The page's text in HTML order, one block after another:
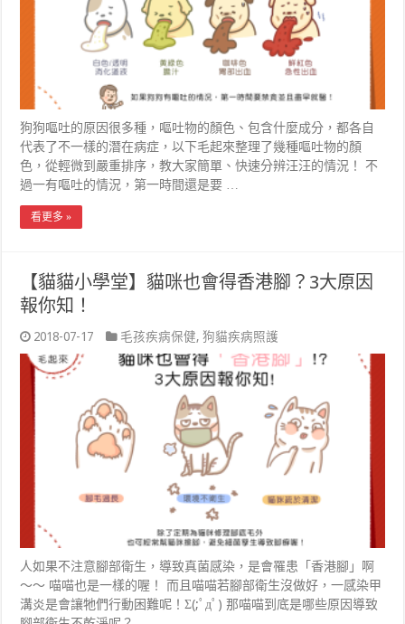
狗狗嘔吐的原因很多種，嘔吐物的顏色、包含什麼成分，都各自
代表了不一樣的潛在病症，以下毛起來整理了幾種嘔吐物的顏
色，從輕微到嚴重排序，教大家簡單、快速分辨汪汪的情況！ 不
過一有嘔吐的情況，第一時間還是要 …
看更多 »
【貓貓小學堂】貓咪也會得香港腳？3大原因
報你知！
2018-07-17 毛孩疾病保健,狗貓疾病照護
人如果不注意腳部衛生，導致真菌感染，是會罹患「香港腳」啊
～～ 喵喵也是一樣的喔！ 而且喵喵若腳部衛生沒做好，一感染甲
溝炎是會讓牠們行動困難呢！Σ(;ﾟдﾟ) 那喵喵到底是哪些原因導致